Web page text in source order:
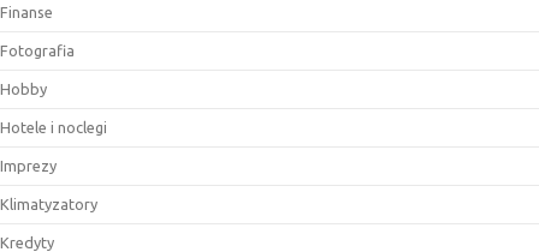
Finanse
Fotografia
Hobby
Hotele i noclegi
Imprezy
Klimatyzatory
Kredyty